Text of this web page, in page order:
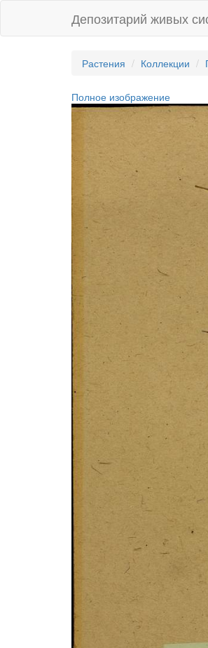
Депозитарий живых
Растения Коллекции
Полное изображение